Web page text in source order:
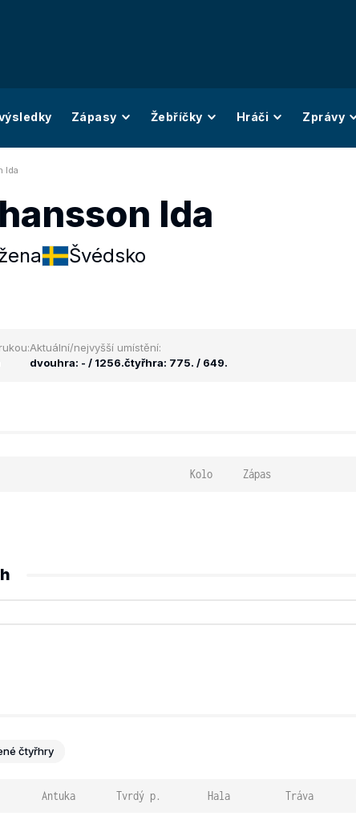
Zápasy Žebříčky Hráči Zprávy
Ida
Ida
Švédsko
Aktuální/nejvyšší umístění:
dvouhra: - / 1256.čtyřhra: 775. / 649.
Kolo Zápas
čtyřhry
Antuka Tvrdý p. Hala Tráva